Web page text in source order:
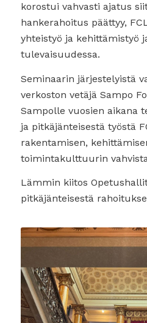
korostui vahvasti ajatus
hankerahoitus päättyy,
yhteistyö ja kehittämistyö
tulevaisuudessa.
Seminaarin järjestelyistä
verkoston vetäjä Sampo
Sampolle vuosien aikana
ja pitkäjänteisestä työstä
rakentamisen,
toimintakulttuurin
Lämmin kiitos
pitkäjänteisestä